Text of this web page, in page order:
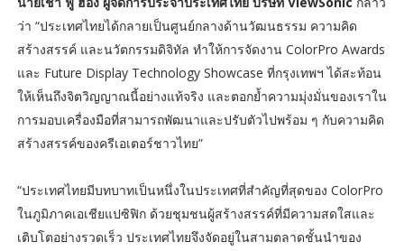
ว่า “ประเทศไทยได้กลายเป็นศูนย์กลางด้านวัฒนธรรม ความคิด
สร้างสรรค์ และนวัตกรรมดิจิทัล ทำให้การจัดงาน ColorPro Awards
และ Future Display Technology Showcase ที่กรุงเทพฯ ได้สะท้อน
ให้เห็นถึงจิตวิญญาณนี้อย่างแท้จริง และตอกย้ำความมุ่งมั่นของเราใน
การมอบเครื่องมือที่สามารถพัฒนาและปรับตัวไปพร้อม ๆ กับความคิด
สร้างสรรค์ของครีเอเตอร์ชาวไทย”
“ประเทศไทยมีบทบาทเป็นหนึ่งในประเทศที่สำคัญที่สุดของ ColorPro
ในภูมิภาคเอเชียแปซิฟิก ด้วยชุมชนผู้สร้างสรรค์ที่มีความสดใสและ
เติบโตอย่างรวดเร็ว ประเทศไทยจึงจัดอยู่ในสามตลาดชั้นนำของ